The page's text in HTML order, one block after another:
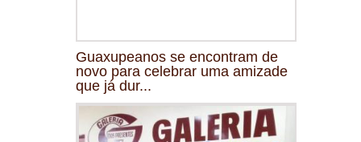
Guaxupeanos se encontram de
novo para celebrar uma amizade
que já dur...